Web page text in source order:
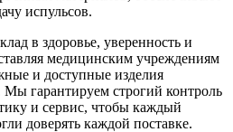
испульсов.
в здоровье, уверенность и
медицинским учреждениям
и доступные изделия
Мы гарантируем строгий контроль
и сервис, чтобы каждый
доверять каждой поставке.